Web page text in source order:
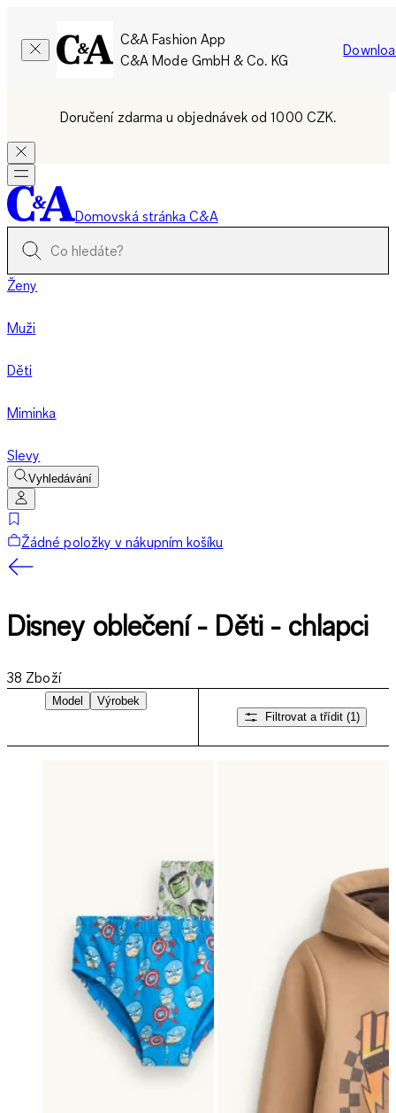
C&A Fashion App
C&A Mode GmbH & Co. KG
Doručení zdarma u objednávek od 1000 CZK.
Domovská stránka C&A
Ženy
Muži
Děti
Miminka
Slevy
Vyhledávání
Žádné položky v nákupním košíku
Disney oblečení - Děti - chlapci
38 Zboží
Model
Výrobek
Filtrovat a třídit (1)